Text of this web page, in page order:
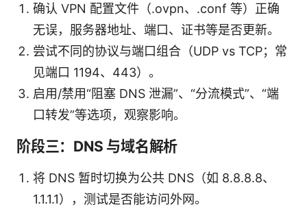
确认 VPN 配置文件（.ovpn、.conf 等）正确
无误，服务器地址、端口、证书等是否更新。
尝试不同的协议与端口组合（UDP vs TCP；常
见端口 1194、443）。
启用/禁用“阻塞 DNS 泄漏”、“分流模式”、“端
口转发”等选项，观察影响。
阶段三：DNS 与域名解析
将 DNS 暂时切换为公共 DNS（如 8.8.8.8、
1.1.1.1），测试是否能访问外网。